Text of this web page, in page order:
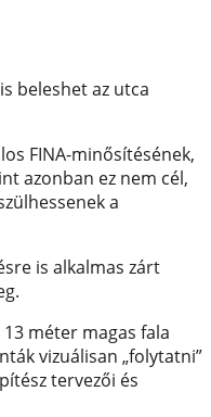
beleshet az utca
FINA-minősítésének,
azonban ez nem cél,
a
is alkalmas zárt
méter magas fala
vizuálisan „folytatni”
tervezői és